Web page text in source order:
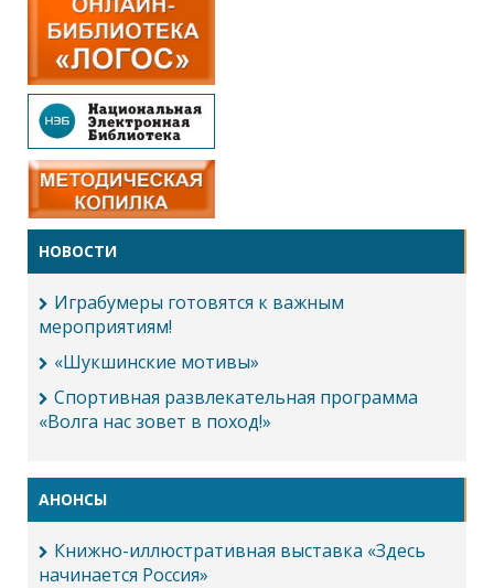
НОВОСТИ
Играбумеры готовятся к важным
мероприятиям!
«Шукшинские мотивы»
Спортивная развлекательная программа
«Волга нас зовет в поход!»
АНОНСЫ
Книжно-иллюстративная выставка «Здесь
начинается Россия»